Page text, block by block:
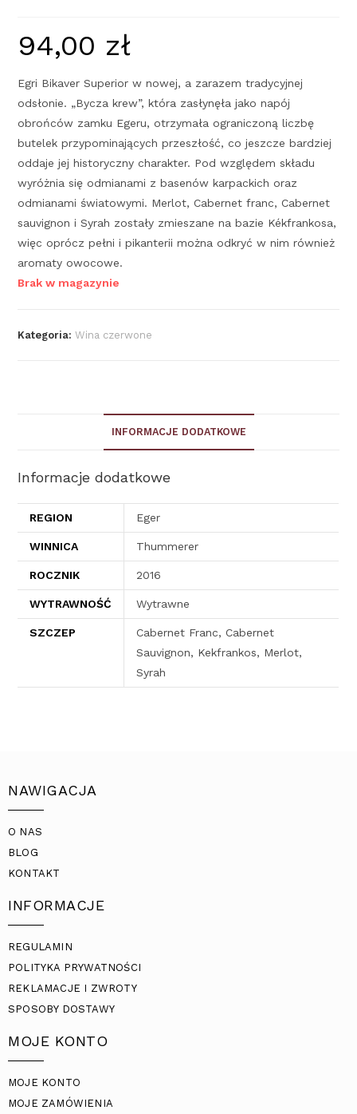
94,00 zł
Egri Bikaver Superior w nowej, a zarazem tradycyjnej
odsłonie. „Bycza krew”, która zasłynęła jako napój
obrońców zamku Egeru, otrzymała ograniczoną liczbę
butelek przypominających przeszłość, co jeszcze bardziej
oddaje jej historyczny charakter. Pod względem składu
wyróżnia się odmianami z basenów karpackich oraz
odmianami światowymi. Merlot, Cabernet franc, Cabernet
sauvignon i Syrah zostały zmieszane na bazie Kékfrankosa,
więc oprócz pełni i pikanterii można odkryć w nim również
aromaty owocowe.
Brak w magazynie
Kategoria:Wina czerwone
INFORMACJE DODATKOWE
Informacje dodatkowe
REGION Eger
WINNICA Thummerer
ROCZNIK 2016
WYTRAWNOŚĆ Wytrawne
SZCZEP
Cabernet Franc, Cabernet
Sauvignon, Kekfrankos, Merlot,
Syrah
NAWIGACJA
O NAS
BLOG
KONTAKT
INFORMACJE
REGULAMIN
POLITYKA PRYWATNOŚCI
REKLAMACJE I ZWROTY
SPOSOBY DOSTAWY
MOJE KONTO
MOJE KONTO
MOJE ZAMÓWIENIA